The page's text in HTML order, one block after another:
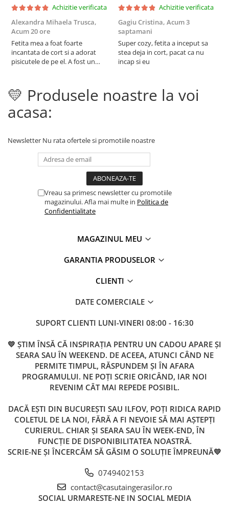
Achizitie verificata
Alexandra Mihaela Trusca,
Acum 20 ore
Fetita mea a foat foarte
incantata de cort si a adorat
pisicutele de pe el. A fost un
cortului asa ca am scris si mi s-a
raspuns rapid si eficient , chiar
mi s-au dat anumite sugestii. ...
Achizitie verificata
Gagiu Cristina, Acum 3
saptamani
Super cozy, fetita a inceput sa
stea deja in cort, pacat ca nu
incap si eu
💛 Produsele noastre la voi
acasa:
Newsletter Nu rata ofertele si promotiile noastre
Vreau sa primesc newsletter cu promotiile
magazinului. Afla mai multe in Politica de
Confidentialitate
MAGAZINUL MEU
GARANTIA PRODUSELOR
CLIENTI
DATE COMERCIALE
SUPORT CLIENTI LUNI-VINERI 08:00 - 16:30
💛 ȘTIM ÎNSĂ CĂ INSPIRAȚIA PENTRU UN CADOU APARE ȘI
SEARA SAU ÎN WEEKEND. DE ACEEA, ATUNCI CÂND NE
PERMITE TIMPUL, RĂSPUNDEM ȘI ÎN AFARA
PROGRAMULUI. NE POȚI SCRIE ORICÂND, IAR NOI
REVENIM CÂT MAI REPEDE POSIBIL.
DACĂ EȘTI DIN BUCUREȘTI SAU ILFOV, POȚI RIDICA RAPID
COLETUL DE LA NOI, FĂRĂ A FI NEVOIE SĂ MAI AȘTEPȚI
CURIERUL. CHIAR ȘI SEARA SAU ÎN WEEK-END, ÎN
FUNCȚIE DE DISPONIBILITATEA NOASTRĂ.
SCRIE-NE ȘI ÎNCERCĂM SĂ GĂSIM O SOLUȚIE ÎMPREUNĂ💛
0749402153
contact@casutaingerasilor.ro
SOCIAL URMARESTE-NE IN SOCIAL MEDIA